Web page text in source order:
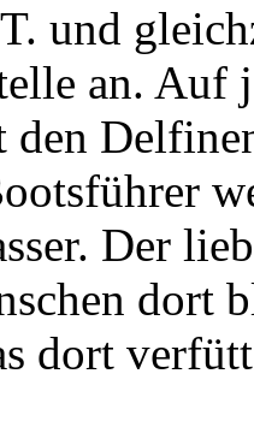
und
an. Auf
Der
dort
dort